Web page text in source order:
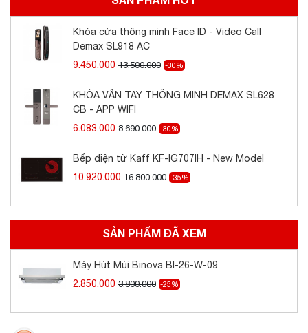
Khóa cửa thông minh Face ID - Video Call
Demax SL918 AC
9.450.000 13.500.000 -30%
KHÓA VÂN TAY THÔNG MINH DEMAX SL628
CB - APP WIFI
6.083.000 8.690.000 -30%
Bếp điện từ Kaff KF-IG707IH - New Model
10.920.000 16.800.000 -35%
SẢN PHẨM ĐÃ XEM
Máy Hút Mùi Binova BI-26-W-09
2.850.000 3.800.000 -25%